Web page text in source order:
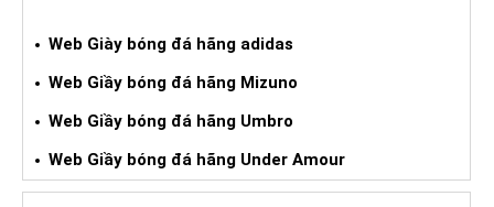
Web Giày bóng đá hãng adidas
Web Giầy bóng đá hãng Mizuno
Web Giầy bóng đá hãng Umbro
Web Giầy bóng đá hãng Under Amour